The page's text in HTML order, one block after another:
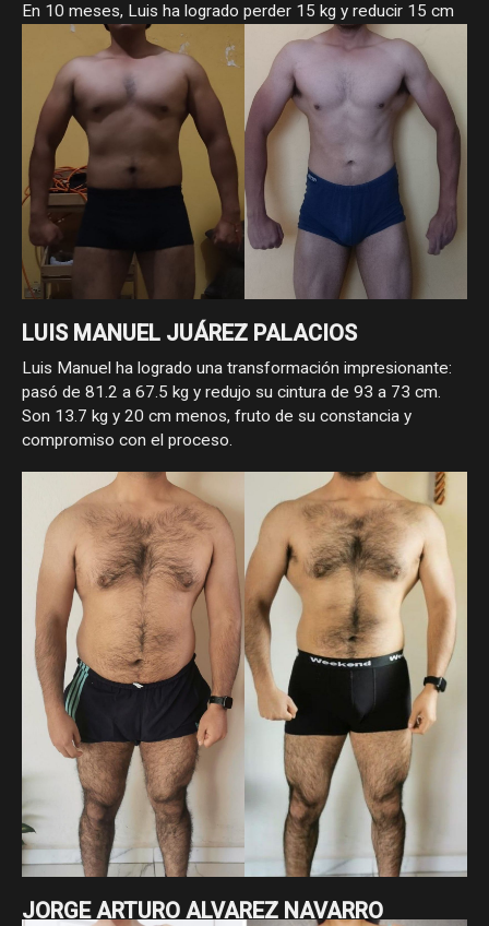
En 10 meses, Luis ha logrado perder 15 kg y reducir 15 cm
de cintura, pasando de 105 a 90 kg y de 96 a 81 cm. Como
asesorado ha demostrado que con constancia, estrategia y
compromiso, los cambios reales sí llegan.
LUIS MANUEL JUÁREZ PALACIOS
Luis Manuel ha logrado una transformación impresionante:
pasó de 81.2 a 67.5 kg y redujo su cintura de 93 a 73 cm.
Son 13.7 kg y 20 cm menos, fruto de su constancia y
compromiso con el proceso.
JORGE ARTURO ALVAREZ NAVARRO